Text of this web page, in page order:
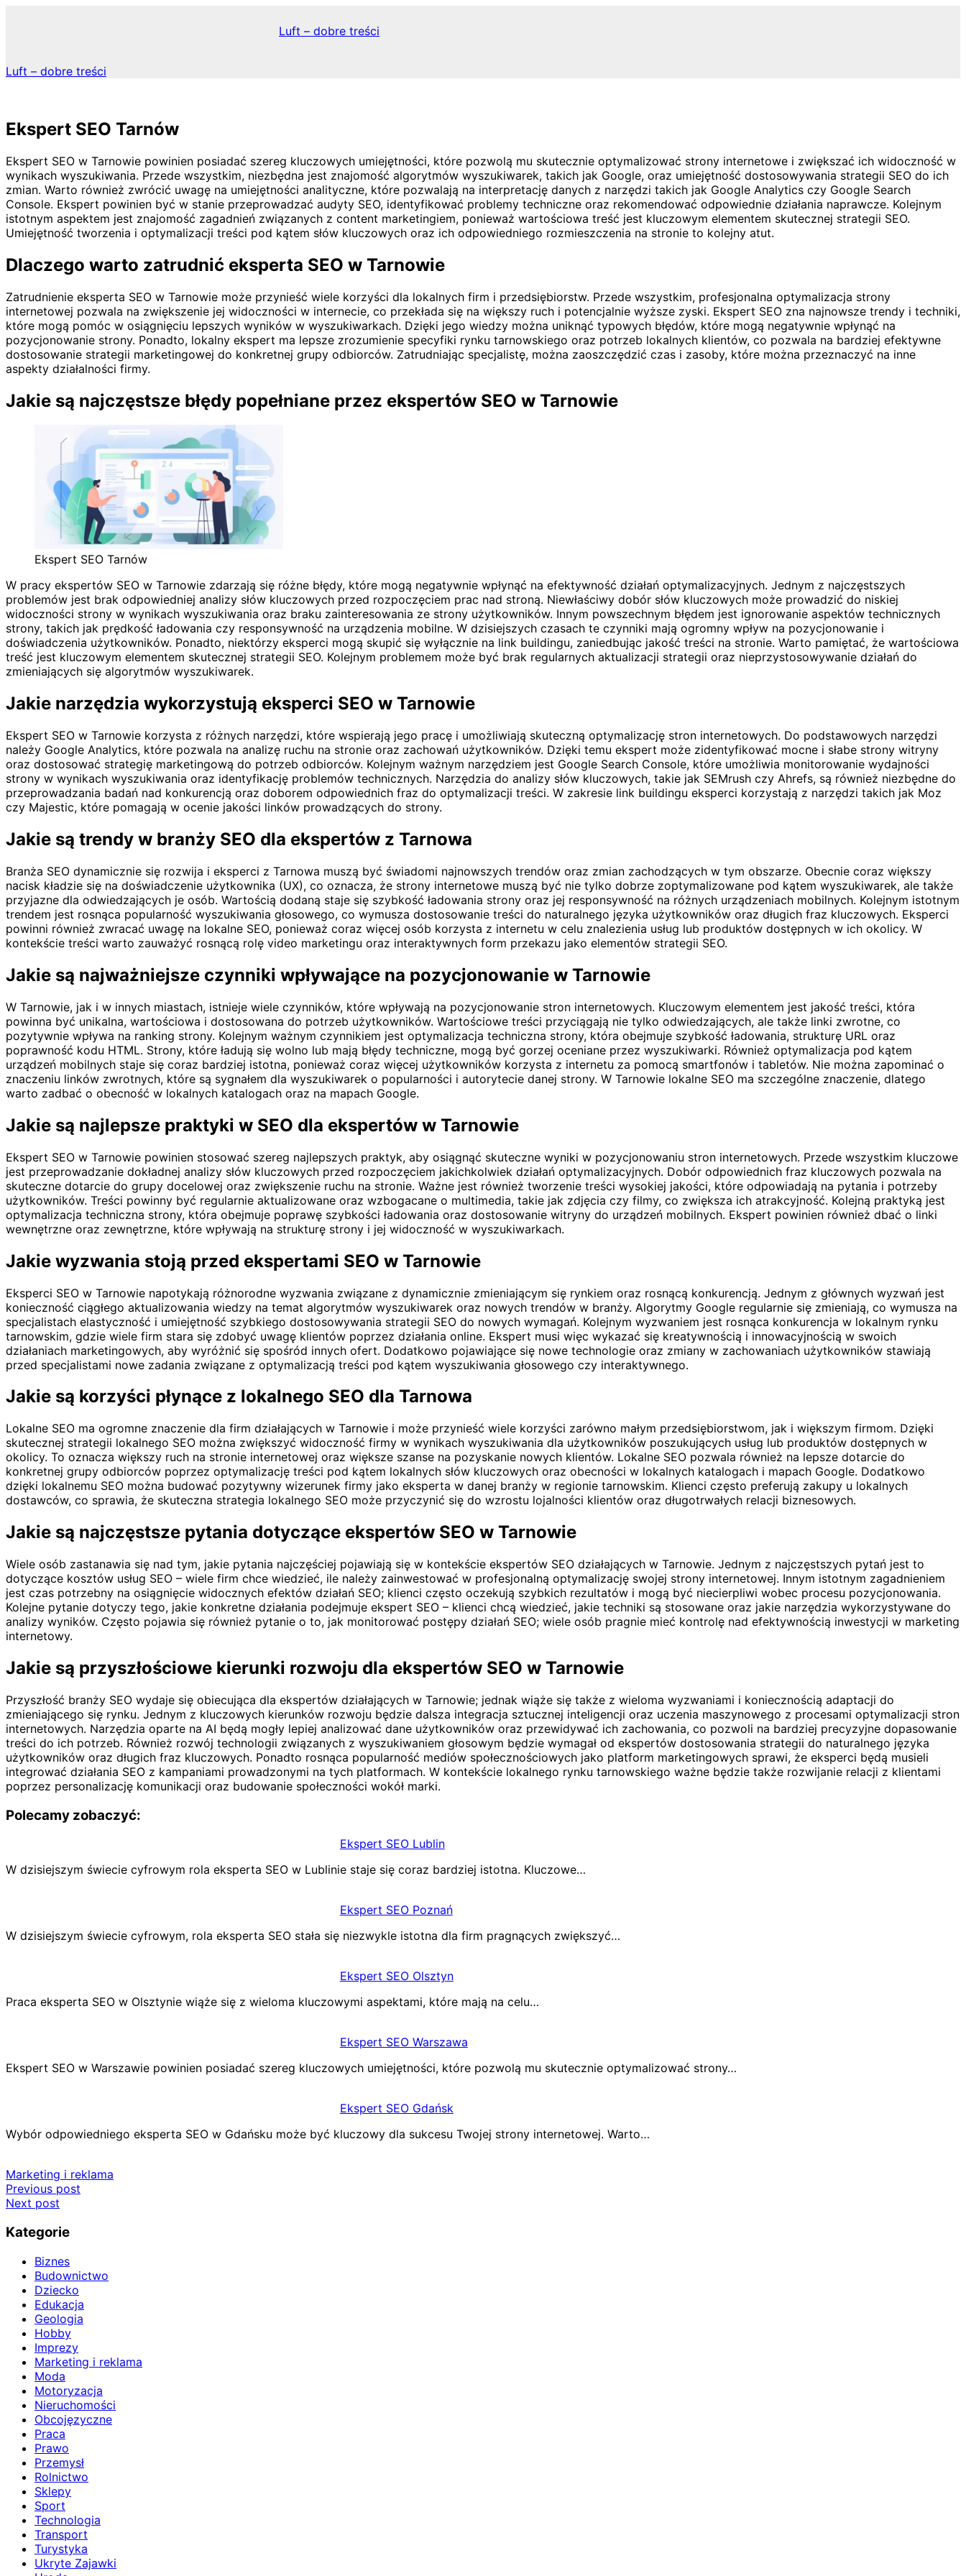
Luft – dobre treści
Luft – dobre treści
Ekspert SEO Tarnów
Ekspert SEO w Tarnowie powinien posiadać szereg kluczowych umiejętności, które pozwolą mu skutecznie optymalizować strony internetowe i zwiększać ich widoczność w
wynikach wyszukiwania. Przede wszystkim, niezbędna jest znajomość algorytmów wyszukiwarek, takich jak Google, oraz umiejętność dostosowywania strategii SEO do ich
zmian. Warto również zwrócić uwagę na umiejętności analityczne, które pozwalają na interpretację danych z narzędzi takich jak Google Analytics czy Google Search
Console. Ekspert powinien być w stanie przeprowadzać audyty SEO, identyfikować problemy techniczne oraz rekomendować odpowiednie działania naprawcze. Kolejnym
istotnym aspektem jest znajomość zagadnień związanych z content marketingiem, ponieważ wartościowa treść jest kluczowym elementem skutecznej strategii SEO.
Umiejętność tworzenia i optymalizacji treści pod kątem słów kluczowych oraz ich odpowiedniego rozmieszczenia na stronie to kolejny atut.
Dlaczego warto zatrudnić eksperta SEO w Tarnowie
Zatrudnienie eksperta SEO w Tarnowie może przynieść wiele korzyści dla lokalnych firm i przedsiębiorstw. Przede wszystkim, profesjonalna optymalizacja strony
internetowej pozwala na zwiększenie jej widoczności w internecie, co przekłada się na większy ruch i potencjalnie wyższe zyski. Ekspert SEO zna najnowsze trendy i techniki,
które mogą pomóc w osiągnięciu lepszych wyników w wyszukiwarkach. Dzięki jego wiedzy można uniknąć typowych błędów, które mogą negatywnie wpłynąć na
pozycjonowanie strony. Ponadto, lokalny ekspert ma lepsze zrozumienie specyfiki rynku tarnowskiego oraz potrzeb lokalnych klientów, co pozwala na bardziej efektywne
dostosowanie strategii marketingowej do konkretnej grupy odbiorców. Zatrudniając specjalistę, można zaoszczędzić czas i zasoby, które można przeznaczyć na inne
aspekty działalności firmy.
Jakie są najczęstsze błędy popełniane przez ekspertów SEO w Tarnowie
Ekspert SEO Tarnów
W pracy ekspertów SEO w Tarnowie zdarzają się różne błędy, które mogą negatywnie wpłynąć na efektywność działań optymalizacyjnych. Jednym z najczęstszych
problemów jest brak odpowiedniej analizy słów kluczowych przed rozpoczęciem prac nad stroną. Niewłaściwy dobór słów kluczowych może prowadzić do niskiej
widoczności strony w wynikach wyszukiwania oraz braku zainteresowania ze strony użytkowników. Innym powszechnym błędem jest ignorowanie aspektów technicznych
strony, takich jak prędkość ładowania czy responsywność na urządzenia mobilne. W dzisiejszych czasach te czynniki mają ogromny wpływ na pozycjonowanie i
doświadczenia użytkowników. Ponadto, niektórzy eksperci mogą skupić się wyłącznie na link buildingu, zaniedbując jakość treści na stronie. Warto pamiętać, że wartościowa
treść jest kluczowym elementem skutecznej strategii SEO. Kolejnym problemem może być brak regularnych aktualizacji strategii oraz nieprzystosowywanie działań do
zmieniających się algorytmów wyszukiwarek.
Jakie narzędzia wykorzystują eksperci SEO w Tarnowie
Ekspert SEO w Tarnowie korzysta z różnych narzędzi, które wspierają jego pracę i umożliwiają skuteczną optymalizację stron internetowych. Do podstawowych narzędzi
należy Google Analytics, które pozwala na analizę ruchu na stronie oraz zachowań użytkowników. Dzięki temu ekspert może zidentyfikować mocne i słabe strony witryny
oraz dostosować strategię marketingową do potrzeb odbiorców. Kolejnym ważnym narzędziem jest Google Search Console, które umożliwia monitorowanie wydajności
strony w wynikach wyszukiwania oraz identyfikację problemów technicznych. Narzędzia do analizy słów kluczowych, takie jak SEMrush czy Ahrefs, są również niezbędne do
przeprowadzania badań nad konkurencją oraz doborem odpowiednich fraz do optymalizacji treści. W zakresie link buildingu eksperci korzystają z narzędzi takich jak Moz
czy Majestic, które pomagają w ocenie jakości linków prowadzących do strony.
Jakie są trendy w branży SEO dla ekspertów z Tarnowa
Branża SEO dynamicznie się rozwija i eksperci z Tarnowa muszą być świadomi najnowszych trendów oraz zmian zachodzących w tym obszarze. Obecnie coraz większy
nacisk kładzie się na doświadczenie użytkownika (UX), co oznacza, że strony internetowe muszą być nie tylko dobrze zoptymalizowane pod kątem wyszukiwarek, ale także
przyjazne dla odwiedzających je osób. Wartością dodaną staje się szybkość ładowania strony oraz jej responsywność na różnych urządzeniach mobilnych. Kolejnym istotnym
trendem jest rosnąca popularność wyszukiwania głosowego, co wymusza dostosowanie treści do naturalnego języka użytkowników oraz długich fraz kluczowych. Eksperci
powinni również zwracać uwagę na lokalne SEO, ponieważ coraz więcej osób korzysta z internetu w celu znalezienia usług lub produktów dostępnych w ich okolicy. W
kontekście treści warto zauważyć rosnącą rolę video marketingu oraz interaktywnych form przekazu jako elementów strategii SEO.
Jakie są najważniejsze czynniki wpływające na pozycjonowanie w Tarnowie
W Tarnowie, jak i w innych miastach, istnieje wiele czynników, które wpływają na pozycjonowanie stron internetowych. Kluczowym elementem jest jakość treści, która
powinna być unikalna, wartościowa i dostosowana do potrzeb użytkowników. Wartościowe treści przyciągają nie tylko odwiedzających, ale także linki zwrotne, co
pozytywnie wpływa na ranking strony. Kolejnym ważnym czynnikiem jest optymalizacja techniczna strony, która obejmuje szybkość ładowania, strukturę URL oraz
poprawność kodu HTML. Strony, które ładują się wolno lub mają błędy techniczne, mogą być gorzej oceniane przez wyszukiwarki. Również optymalizacja pod kątem
urządzeń mobilnych staje się coraz bardziej istotna, ponieważ coraz więcej użytkowników korzysta z internetu za pomocą smartfonów i tabletów. Nie można zapominać o
znaczeniu linków zwrotnych, które są sygnałem dla wyszukiwarek o popularności i autorytecie danej strony. W Tarnowie lokalne SEO ma szczególne znaczenie, dlatego
warto zadbać o obecność w lokalnych katalogach oraz na mapach Google.
Jakie są najlepsze praktyki w SEO dla ekspertów w Tarnowie
Ekspert SEO w Tarnowie powinien stosować szereg najlepszych praktyk, aby osiągnąć skuteczne wyniki w pozycjonowaniu stron internetowych. Przede wszystkim kluczowe
jest przeprowadzanie dokładnej analizy słów kluczowych przed rozpoczęciem jakichkolwiek działań optymalizacyjnych. Dobór odpowiednich fraz kluczowych pozwala na
skuteczne dotarcie do grupy docelowej oraz zwiększenie ruchu na stronie. Ważne jest również tworzenie treści wysokiej jakości, które odpowiadają na pytania i potrzeby
użytkowników. Treści powinny być regularnie aktualizowane oraz wzbogacane o multimedia, takie jak zdjęcia czy filmy, co zwiększa ich atrakcyjność. Kolejną praktyką jest
optymalizacja techniczna strony, która obejmuje poprawę szybkości ładowania oraz dostosowanie witryny do urządzeń mobilnych. Ekspert powinien również dbać o linki
wewnętrzne oraz zewnętrzne, które wpływają na strukturę strony i jej widoczność w wyszukiwarkach.
Jakie wyzwania stoją przed ekspertami SEO w Tarnowie
Eksperci SEO w Tarnowie napotykają różnorodne wyzwania związane z dynamicznie zmieniającym się rynkiem oraz rosnącą konkurencją. Jednym z głównych wyzwań jest
konieczność ciągłego aktualizowania wiedzy na temat algorytmów wyszukiwarek oraz nowych trendów w branży. Algorytmy Google regularnie się zmieniają, co wymusza na
specjalistach elastyczność i umiejętność szybkiego dostosowywania strategii SEO do nowych wymagań. Kolejnym wyzwaniem jest rosnąca konkurencja w lokalnym rynku
tarnowskim, gdzie wiele firm stara się zdobyć uwagę klientów poprzez działania online. Ekspert musi więc wykazać się kreatywnością i innowacyjnością w swoich
działaniach marketingowych, aby wyróżnić się spośród innych ofert. Dodatkowo pojawiające się nowe technologie oraz zmiany w zachowaniach użytkowników stawiają
przed specjalistami nowe zadania związane z optymalizacją treści pod kątem wyszukiwania głosowego czy interaktywnego.
Jakie są korzyści płynące z lokalnego SEO dla Tarnowa
Lokalne SEO ma ogromne znaczenie dla firm działających w Tarnowie i może przynieść wiele korzyści zarówno małym przedsiębiorstwom, jak i większym firmom. Dzięki
skutecznej strategii lokalnego SEO można zwiększyć widoczność firmy w wynikach wyszukiwania dla użytkowników poszukujących usług lub produktów dostępnych w
okolicy. To oznacza większy ruch na stronie internetowej oraz większe szanse na pozyskanie nowych klientów. Lokalne SEO pozwala również na lepsze dotarcie do
konkretnej grupy odbiorców poprzez optymalizację treści pod kątem lokalnych słów kluczowych oraz obecności w lokalnych katalogach i mapach Google. Dodatkowo
dzięki lokalnemu SEO można budować pozytywny wizerunek firmy jako eksperta w danej branży w regionie tarnowskim. Klienci często preferują zakupy u lokalnych
dostawców, co sprawia, że skuteczna strategia lokalnego SEO może przyczynić się do wzrostu lojalności klientów oraz długotrwałych relacji biznesowych.
Jakie są najczęstsze pytania dotyczące ekspertów SEO w Tarnowie
Wiele osób zastanawia się nad tym, jakie pytania najczęściej pojawiają się w kontekście ekspertów SEO działających w Tarnowie. Jednym z najczęstszych pytań jest to
dotyczące kosztów usług SEO – wiele firm chce wiedzieć, ile należy zainwestować w profesjonalną optymalizację swojej strony internetowej. Innym istotnym zagadnieniem
jest czas potrzebny na osiągnięcie widocznych efektów działań SEO; klienci często oczekują szybkich rezultatów i mogą być niecierpliwi wobec procesu pozycjonowania.
Kolejne pytanie dotyczy tego, jakie konkretne działania podejmuje ekspert SEO – klienci chcą wiedzieć, jakie techniki są stosowane oraz jakie narzędzia wykorzystywane do
analizy wyników. Często pojawia się również pytanie o to, jak monitorować postępy działań SEO; wiele osób pragnie mieć kontrolę nad efektywnością inwestycji w marketing
internetowy.
Jakie są przyszłościowe kierunki rozwoju dla ekspertów SEO w Tarnowie
Przyszłość branży SEO wydaje się obiecująca dla ekspertów działających w Tarnowie; jednak wiąże się także z wieloma wyzwaniami i koniecznością adaptacji do
zmieniającego się rynku. Jednym z kluczowych kierunków rozwoju będzie dalsza integracja sztucznej inteligencji oraz uczenia maszynowego z procesami optymalizacji stron
internetowych. Narzędzia oparte na AI będą mogły lepiej analizować dane użytkowników oraz przewidywać ich zachowania, co pozwoli na bardziej precyzyjne dopasowanie
treści do ich potrzeb. Również rozwój technologii związanych z wyszukiwaniem głosowym będzie wymagał od ekspertów dostosowania strategii do naturalnego języka
użytkowników oraz długich fraz kluczowych. Ponadto rosnąca popularność mediów społecznościowych jako platform marketingowych sprawi, że eksperci będą musieli
integrować działania SEO z kampaniami prowadzonymi na tych platformach. W kontekście lokalnego rynku tarnowskiego ważne będzie także rozwijanie relacji z klientami
poprzez personalizację komunikacji oraz budowanie społeczności wokół marki.
Polecamy zobaczyć:
Ekspert SEO Lublin
W dzisiejszym świecie cyfrowym rola eksperta SEO w Lublinie staje się coraz bardziej istotna. Kluczowe…
Ekspert SEO Poznań
W dzisiejszym świecie cyfrowym, rola eksperta SEO stała się niezwykle istotna dla firm pragnących zwiększyć…
Ekspert SEO Olsztyn
Praca eksperta SEO w Olsztynie wiąże się z wieloma kluczowymi aspektami, które mają na celu…
Ekspert SEO Warszawa
Ekspert SEO w Warszawie powinien posiadać szereg kluczowych umiejętności, które pozwolą mu skutecznie optymalizować strony…
Ekspert SEO Gdańsk
Wybór odpowiedniego eksperta SEO w Gdańsku może być kluczowy dla sukcesu Twojej strony internetowej. Warto…
Marketing i reklama
Nawigacja
wpisu
Previous post
Next post
Kategorie
Biznes
Budownictwo
Dziecko
Edukacja
Geologia
Hobby
Imprezy
Marketing i reklama
Moda
Motoryzacja
Nieruchomości
Obcojęzyczne
Praca
Prawo
Przemysł
Rolnictwo
Sklepy
Sport
Technologia
Transport
Turystyka
Ukryte Zajawki